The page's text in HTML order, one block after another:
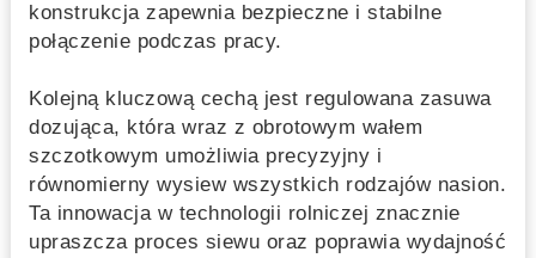
konstrukcja zapewnia bezpieczne i stabilne
połączenie podczas pracy.
Kolejną kluczową cechą jest regulowana zasuwa
dozująca, która wraz z obrotowym wałem
szczotkowym umożliwia precyzyjny i
równomierny wysiew wszystkich rodzajów nasion.
Ta innowacja w technologii rolniczej znacznie
upraszcza proces siewu oraz poprawia wydajność